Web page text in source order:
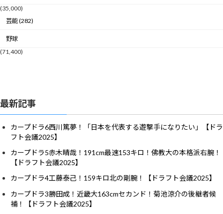
(35,000)
芸能 (282)
野球
(71,400)
最新記事
カープドラ6西川篤夢！「日本を代表する遊撃手になりたい」【ドラ
フト会議2025】
カープドラ5赤木晴哉！191cm最速153キロ！佛教大の本格派右腕！
【ドラフト会議2025】
カープドラ4工藤泰己！159キロ北の剛腕！【ドラフト会議2025】
カープドラ3勝田成！近畿大163cmセカンド！菊池涼介の後継者候
補！【ドラフト会議2025】